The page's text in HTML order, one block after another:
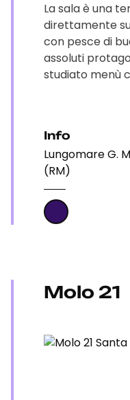
La sala è una
direttamente
con pesce di
assoluti
studiato menù
Info
Lungomare G.
(RM)
Molo 21